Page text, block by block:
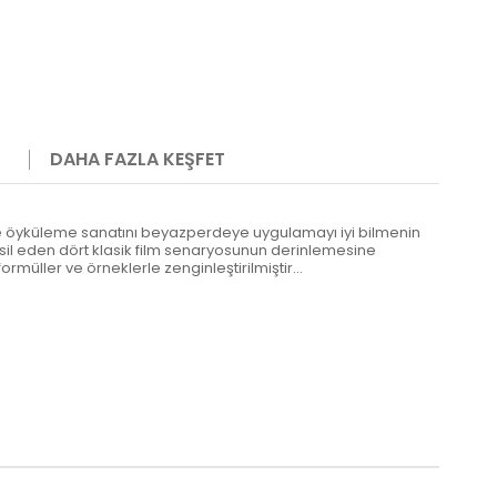
DAHA FAZLA KEŞFET
sanatını beyazperdeye uygulamayı iyi bilmenin
eden dört klasik film senaryosunun derinlemesine
ve örneklerle zenginleştirilmiştir...